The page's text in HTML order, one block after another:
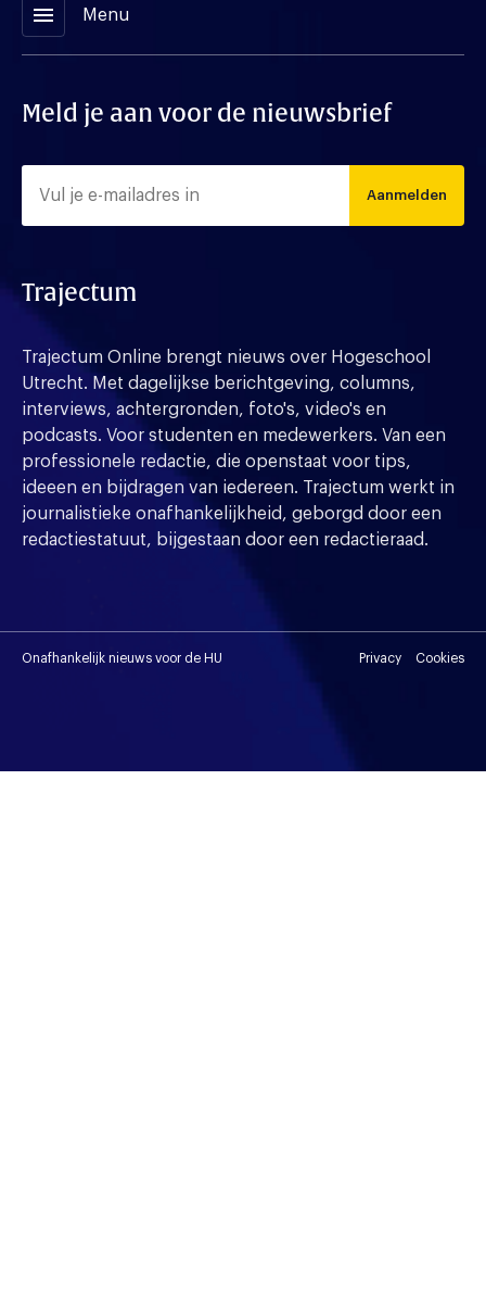
menu Menu
Meld je aan voor de nieuwsbrief
Aanmelden
Trajectum
Trajectum Online brengt nieuws over Hogeschool
Utrecht. Met dagelijkse berichtgeving, columns,
interviews, achtergronden, foto's, video's en
podcasts. Voor studenten en medewerkers. Van een
professionele redactie, die openstaat voor tips,
ideeen en bijdragen van iedereen. Trajectum werkt in
journalistieke onafhankelijkheid, geborgd door een
redactiestatuut, bijgestaan door een redactieraad.
Onafhankelijk nieuws voor de HU Privacy Cookies